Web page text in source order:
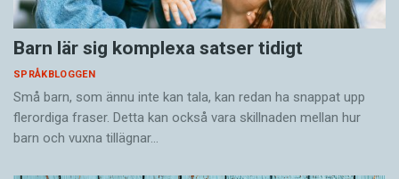
Barn lär sig komplexa satser tidigt
SPRÅKBLOGGEN
Små barn, som ännu inte kan tala, kan redan ha snappat upp
flerordiga fraser. Detta kan också vara skillnaden mellan hur
barn och vuxna tillägnar…